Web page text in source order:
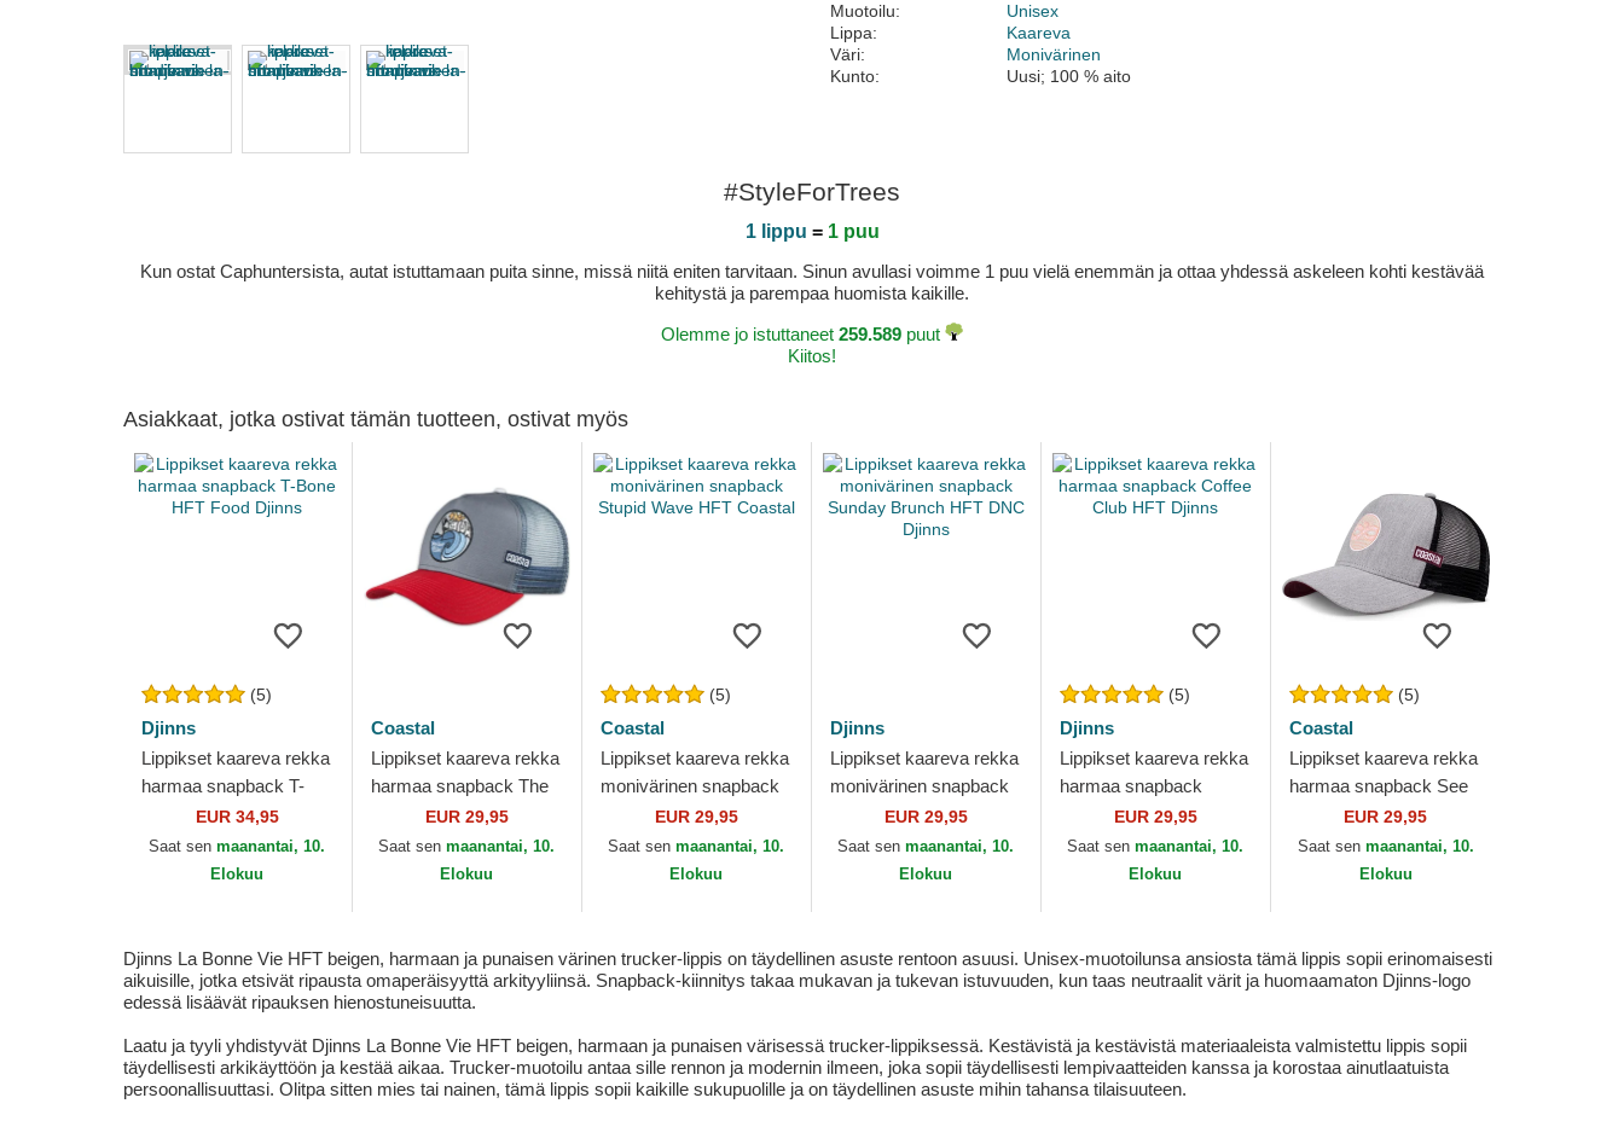
Muotoilu:
Unisex
Lippa:
Kaareva
Väri:
Monivärinen
Kunto:
Uusi; 100 % aito
#StyleForTrees
1 lippu = 1 puu
Kun ostat Caphuntersista, autat istuttamaan puita sinne, missä niitä eniten tarvitaan. Sinun avullasi voimme 1 puu vielä enemmän ja ottaa yhdessä askeleen kohti kestävää
kehitystä ja parempaa huomista kaikille.
Olemme jo istuttaneet 259.589 puut
Kiitos!
Asiakkaat, jotka ostivat tämän tuotteen, ostivat myös
(5)
Djinns
Lippikset kaareva rekka
harmaa snapback T-
Bone HFT Food Djinns
EUR 34,95
Saat senmaanantai, 10.
Elokuu
Coastal
Lippikset kaareva rekka
harmaa snapback The
Glow HFT Coastal
EUR 29,95
Saat senmaanantai, 10.
Elokuu
(5)
Coastal
Lippikset kaareva rekka
monivärinen snapback
Stupid Wave HFT
Coastal
EUR 29,95
Saat senmaanantai, 10.
Elokuu
Djinns
Lippikset kaareva rekka
monivärinen snapback
Sunday Brunch HFT
DNC Djinns
EUR 29,95
Saat senmaanantai, 10.
Elokuu
(5)
Djinns
Lippikset kaareva rekka
harmaa snapback
Coffee Club HFT Djinns
EUR 29,95
Saat senmaanantai, 10.
Elokuu
(5)
Coastal
Lippikset kaareva rekka
harmaa snapback See
Ya HFT Coastal
EUR 29,95
Saat sen maanantai, 10.
Elokuu
Djinns La Bonne Vie HFT beigen, harmaan ja punaisen värinen trucker-lippis on täydellinen asuste rentoon asuusi. Unisex-muotoilunsa ansiosta tämä lippis sopii erinomaisesti
aikuisille, jotka etsivät ripausta omaperäisyyttä arkityyliinsä. Snapback-kiinnitys takaa mukavan ja tukevan istuvuuden, kun taas neutraalit värit ja huomaamaton Djinns-logo
edessä lisäävät ripauksen hienostuneisuutta.
Laatu ja tyyli yhdistyvät Djinns La Bonne Vie HFT beigen, harmaan ja punaisen värisessä trucker-lippiksessä. Kestävistä ja kestävistä materiaaleista valmistettu lippis sopii
täydellisesti arkikäyttöön ja kestää aikaa. Trucker-muotoilu antaa sille rennon ja modernin ilmeen, joka sopii täydellisesti lempivaatteiden kanssa ja korostaa ainutlaatuista
persoonallisuuttasi. Olitpa sitten mies tai nainen, tämä lippis sopii kaikille sukupuolille ja on täydellinen asuste mihin tahansa tilaisuuteen.